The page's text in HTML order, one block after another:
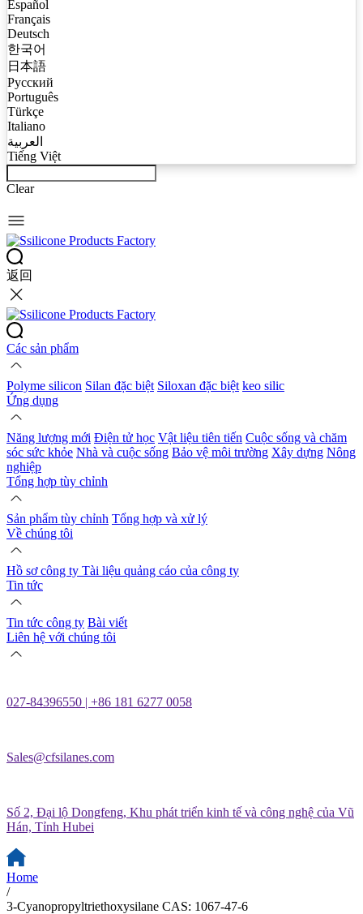
Español
Français
Deutsch
한국어
日本語
Русский
Português
Türkçe
Italiano
العربية
Tiếng Việt
Clear
返回
Các sản phẩm
Polyme silicon Silan đặc biệt Siloxan đặc biệt keo silic
Ứng dụng
Năng lượng mới Điện tử học Vật liệu tiên tiến Cuộc sống và chăm
sóc sức khỏe Nhà và cuộc sống Bảo vệ môi trường Xây dựng Nông
nghiệp
Tổng hợp tùy chỉnh
Sản phẩm tùy chỉnh Tổng hợp và xử lý
Về chúng tôi
Hồ sơ công ty Tài liệu quảng cáo của công ty
Tin tức
Tin tức công ty Bài viết
Liên hệ với chúng tôi
027-84396550 | +86 181 6277 0058
Sales@cfsilanes.com
Số 2, Đại lộ Dongfeng, Khu phát triển kinh tế và công nghệ của Vũ
Hán, Tỉnh Hubei
Home
/
3-Cyanopropyltriethoxysilane CAS: 1067-47-6